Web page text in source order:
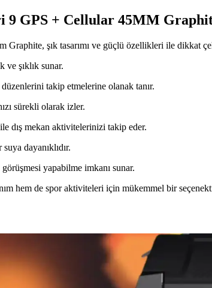
9 GPS + Cellular 45MM
şık tasarımı ve güçlü özellikleri ile dikkat
ve şıklık sunar.
takip etmelerine olanak tanır.
sürekli olarak izler.
dış mekan aktivitelerinizi takip eder.
dayanıklıdır.
yapabilme imkanı sunar.
hem de spor aktiviteleri için mükemmel bir
ve Doğru Seçim İpuçları
ve kullanım ipuçlarıyla tarzınızı yansıtın,